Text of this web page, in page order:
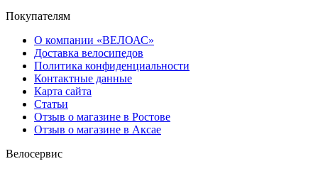
Покупателям
О компании «ВЕЛОАС»
Доставка велосипедов
Политика конфиденциальности
Контактные данные
Карта сайта
Статьи
Отзыв о магазине в Ростове
Отзыв о магазине в Аксае
Велосервис